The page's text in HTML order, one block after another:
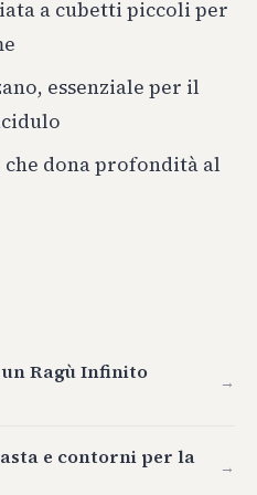
a cubetti piccoli per
essenziale per il
dona profondità al
Ragù Infinito
→
e contorni per la
→